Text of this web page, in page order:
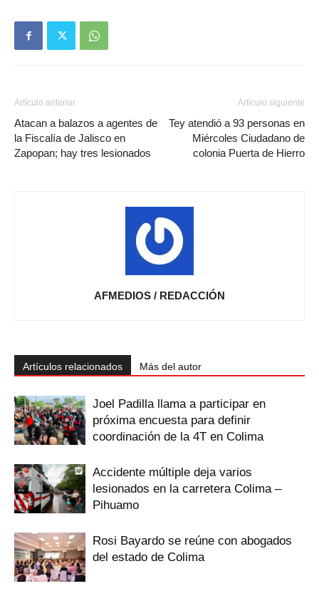
Artículo anterior
Atacan a balazos a agentes de
la Fiscalía de Jalisco en
Zapopan; hay tres lesionados
Artículo siguiente
Tey atendió a 93 personas en
Miércoles Ciudadano de
colonia Puerta de Hierro
AFMEDIOS / REDACCIÓN
Artículos relacionados Más del autor
Joel Padilla llama a participar en
próxima encuesta para definir
coordinación de la 4T en Colima
Accidente múltiple deja varios
lesionados en la carretera Colima –
Pihuamo
Rosi Bayardo se reúne con abogados
del estado de Colima